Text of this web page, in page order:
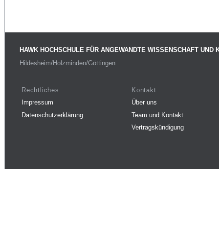
HAWK HOCHSCHULE FÜR ANGEWANDTE WISSENSCHAFT UND
Hildesheim/Holzminden/Göttingen
Rechtliches
Impressum
Datenschutzerklärung
Kontakt
Über uns
Team und Kontakt
Vertragskündigung